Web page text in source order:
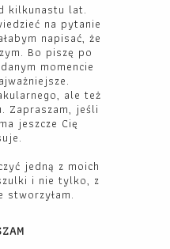
kilkunastu lat.
na pytanie
napisać, że
Bo piszę po
momencie
ale też
Zapraszam, jeśli
jeszcze Cię
jedną z moich
i nie tylko, z
stworzyłam.